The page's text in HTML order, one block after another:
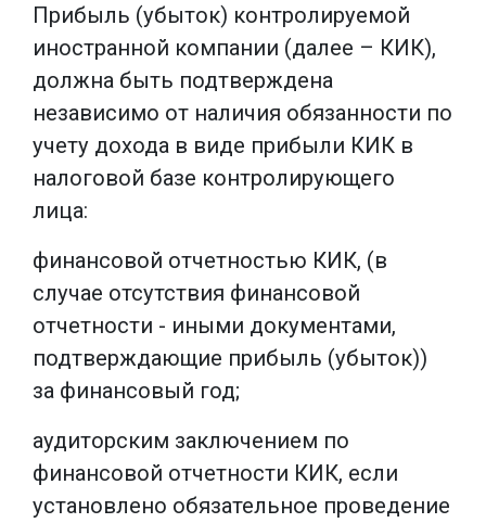
Прибыль (убыток) контролируемой
иностранной компании (далее – КИК),
должна быть подтверждена
независимо от наличия обязанности по
учету дохода в виде прибыли КИК в
налоговой базе контролирующего
лица:
финансовой отчетностью КИК, (в
случае отсутствия финансовой
отчетности - иными документами,
подтверждающие прибыль (убыток))
за финансовый год;
аудиторским заключением по
финансовой отчетности КИК, если
установлено обязательное проведение